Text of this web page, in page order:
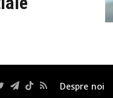
Despre noi
Twitter
Telegram
TikTok
RSS